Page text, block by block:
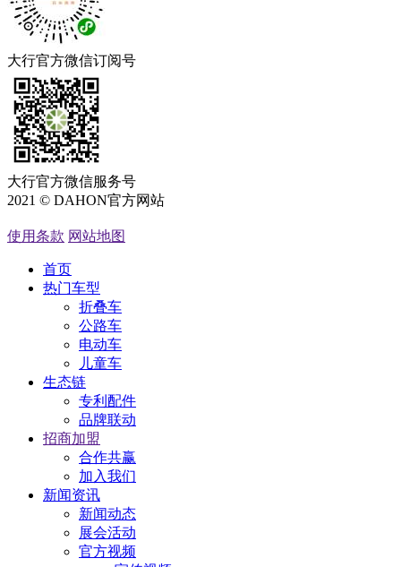
大行官方微信订阅号
大行官方微信服务号
2021 © DAHON官方网站
使用条款 网站地图
首页
热门车型
折叠车
公路车
电动车
儿童车
生态链
专利配件
品牌联动
招商加盟
合作共赢
加入我们
新闻资讯
新闻动态
展会活动
官方视频